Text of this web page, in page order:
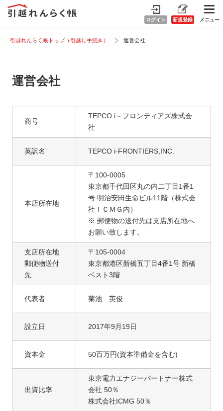
ログイン 新規登録 メニュー
引越れんらく帳トップ（引越し手続き） 運営会社
運営会社
商号
TEPCO i－フロンティアズ株式会
社
英訳名 TEPCO i-FRONTIERS,INC.
本店所在地
〒100-0005
東京都千代田区丸の内二丁目1番1
号 明治安田生命ビル11階（株式会
社ＩＣＭＧ内）
※ 郵便物の送付先は支店所在地へ
お願い致します。
支店所在地
郵便物送付
先
〒105-0004
東京都港区新橋五丁目4番1号 新橋
ベスト3階
代表者 菊池 英俊
設立日 2017年9月19日
資本金 50百万円(資本準備金を含む)
出資比率
東京電力エナジーパートナー株式
会社 50％
株式会社ICMG 50％